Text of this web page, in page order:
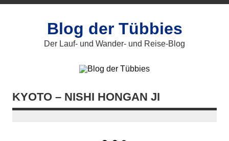
Zum
Blog der Tübbies
Der Lauf- und Wander- und Reise-Blog
KYOTO – NISHI HONGAN JI